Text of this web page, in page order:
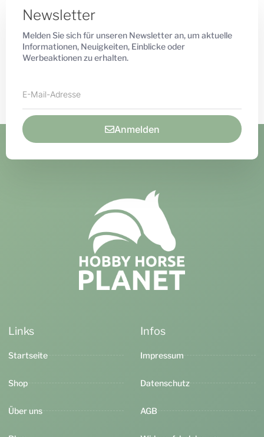
Newsletter
Melden Sie sich für unseren Newsletter an, um aktuelle
Informationen, Neuigkeiten, Einblicke oder
Werbeaktionen zu erhalten.
Anmelden
Links
Startseite
Shop
Über uns
Infos
Impressum
Datenschutz
AGB